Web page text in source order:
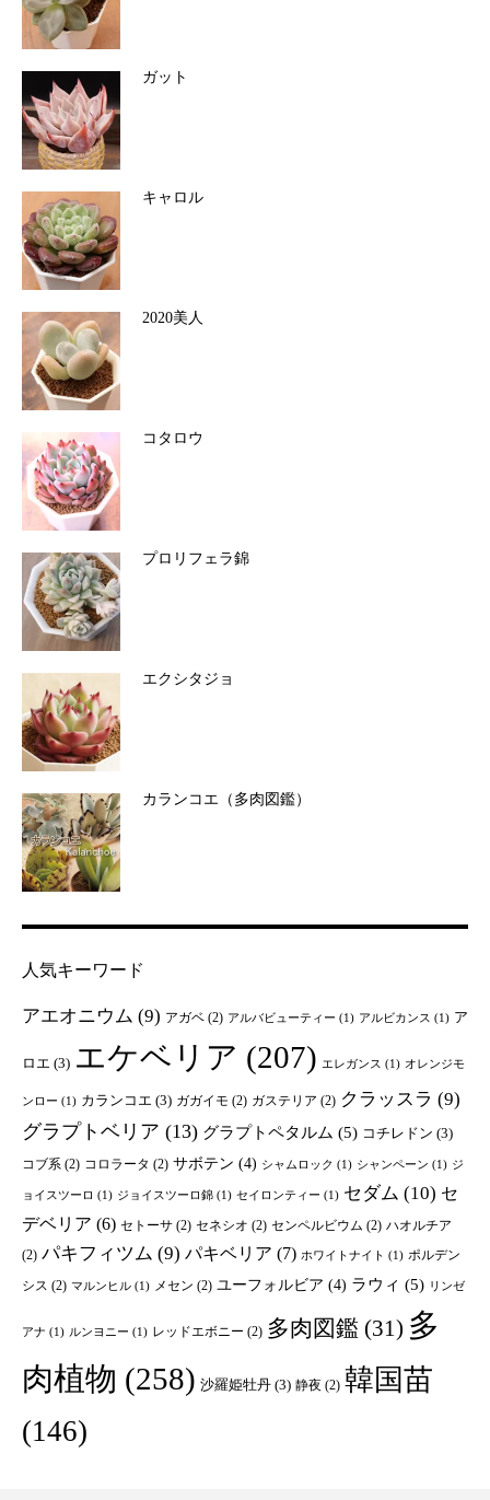
ガット
キャロル
2020美人
コタロウ
プロリフェラ錦
エクシタジョ
カランコエ（多肉図鑑）
人気キーワード
アエオニウム (9) アガベ (2) アルバビューティー (1) アルビカンス (1) ア
ロエ (3) エケベリア (207) エレガンス (1) オレンジモ
ンロー (1) カランコエ (3) ガガイモ (2) ガステリア (2) クラッスラ (9)
グラプトベリア (13) グラプトペタルム (5) コチレドン (3)
コブ系 (2) コロラータ (2) サボテン (4) シャムロック (1) シャンペーン (1) ジ
ョイスツーロ (1) ジョイスツーロ錦 (1) セイロンティー (1) セダム (10) セ
デベリア (6) セトーサ (2) セネシオ (2) センペルビウム (2) ハオルチア
(2) パキフィツム (9) パキベリア (7) ホワイトナイト (1) ポルデン
シス (2) マルンヒル (1) メセン (2) ユーフォルビア (4) ラウィ (5) リンゼ
アナ (1) ルンヨニー (1) レッドエボニー (2) 多肉図鑑 (31) 多
肉植物 (258) 沙羅姫牡丹 (3) 静夜 (2) 韓国苗
(146)